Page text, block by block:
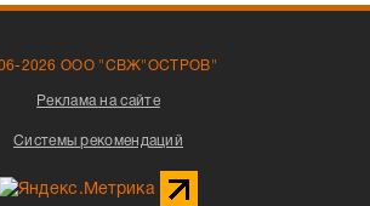
2026 ООО "СВЖ"ОСТРОВ"
Реклама на сайте
Системы рекомендаций